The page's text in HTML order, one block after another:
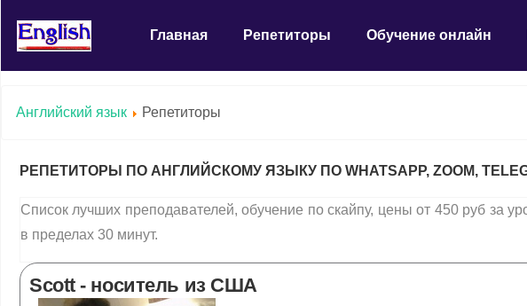
Главная Репетиторы Обучение онлайн
Английский язык Репетиторы
РЕПЕТИТОРЫ ПО АНГЛИЙСКОМУ ЯЗЫКУ ПО WHATSAPP, ZOOM,
Список лучших преподавателей, обучение по скайпу, цены от 450 руб за
в пределах 30 минут.
Scott - носитель из США